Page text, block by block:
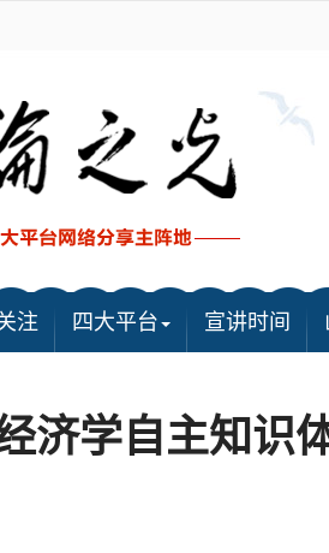
注 四大平台 宣讲时间
济学自主知识